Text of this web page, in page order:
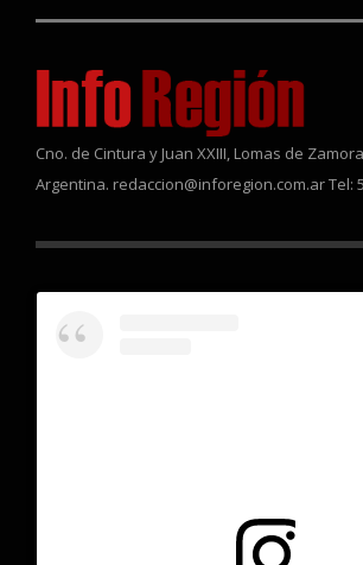
Cno. de Cintura y Juan XXIII, Lomas de
Argentina. redaccion@inforegion.com.ar Tel: